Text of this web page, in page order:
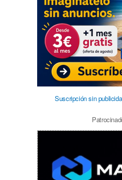
Suscripción sin